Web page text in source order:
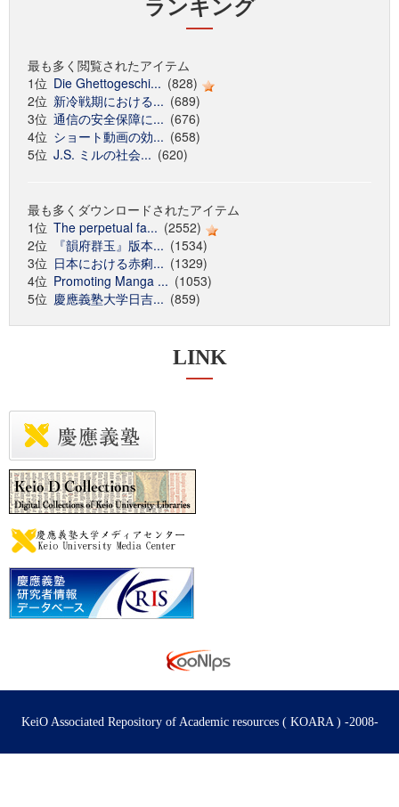
ランキング
最も多く閲覧されたアイテム
1位 Die Ghettogeschi... (828)
2位 新冷戦期における... (689)
3位 通信の安全保障に... (676)
4位 ショート動画の効... (658)
5位 J.S. ミルの社会... (620)
最も多くダウンロードされたアイテム
1位 The perpetual fa... (2552)
2位
『韻府群玉』版本... (1534)
3位 日本における赤痢... (1329)
4位 Promoting Manga ... (1053)
5位 慶應義塾大学日吉... (859)
LINK
KeiO Associated Repository of Academic resources ( KOARA ) -2008-